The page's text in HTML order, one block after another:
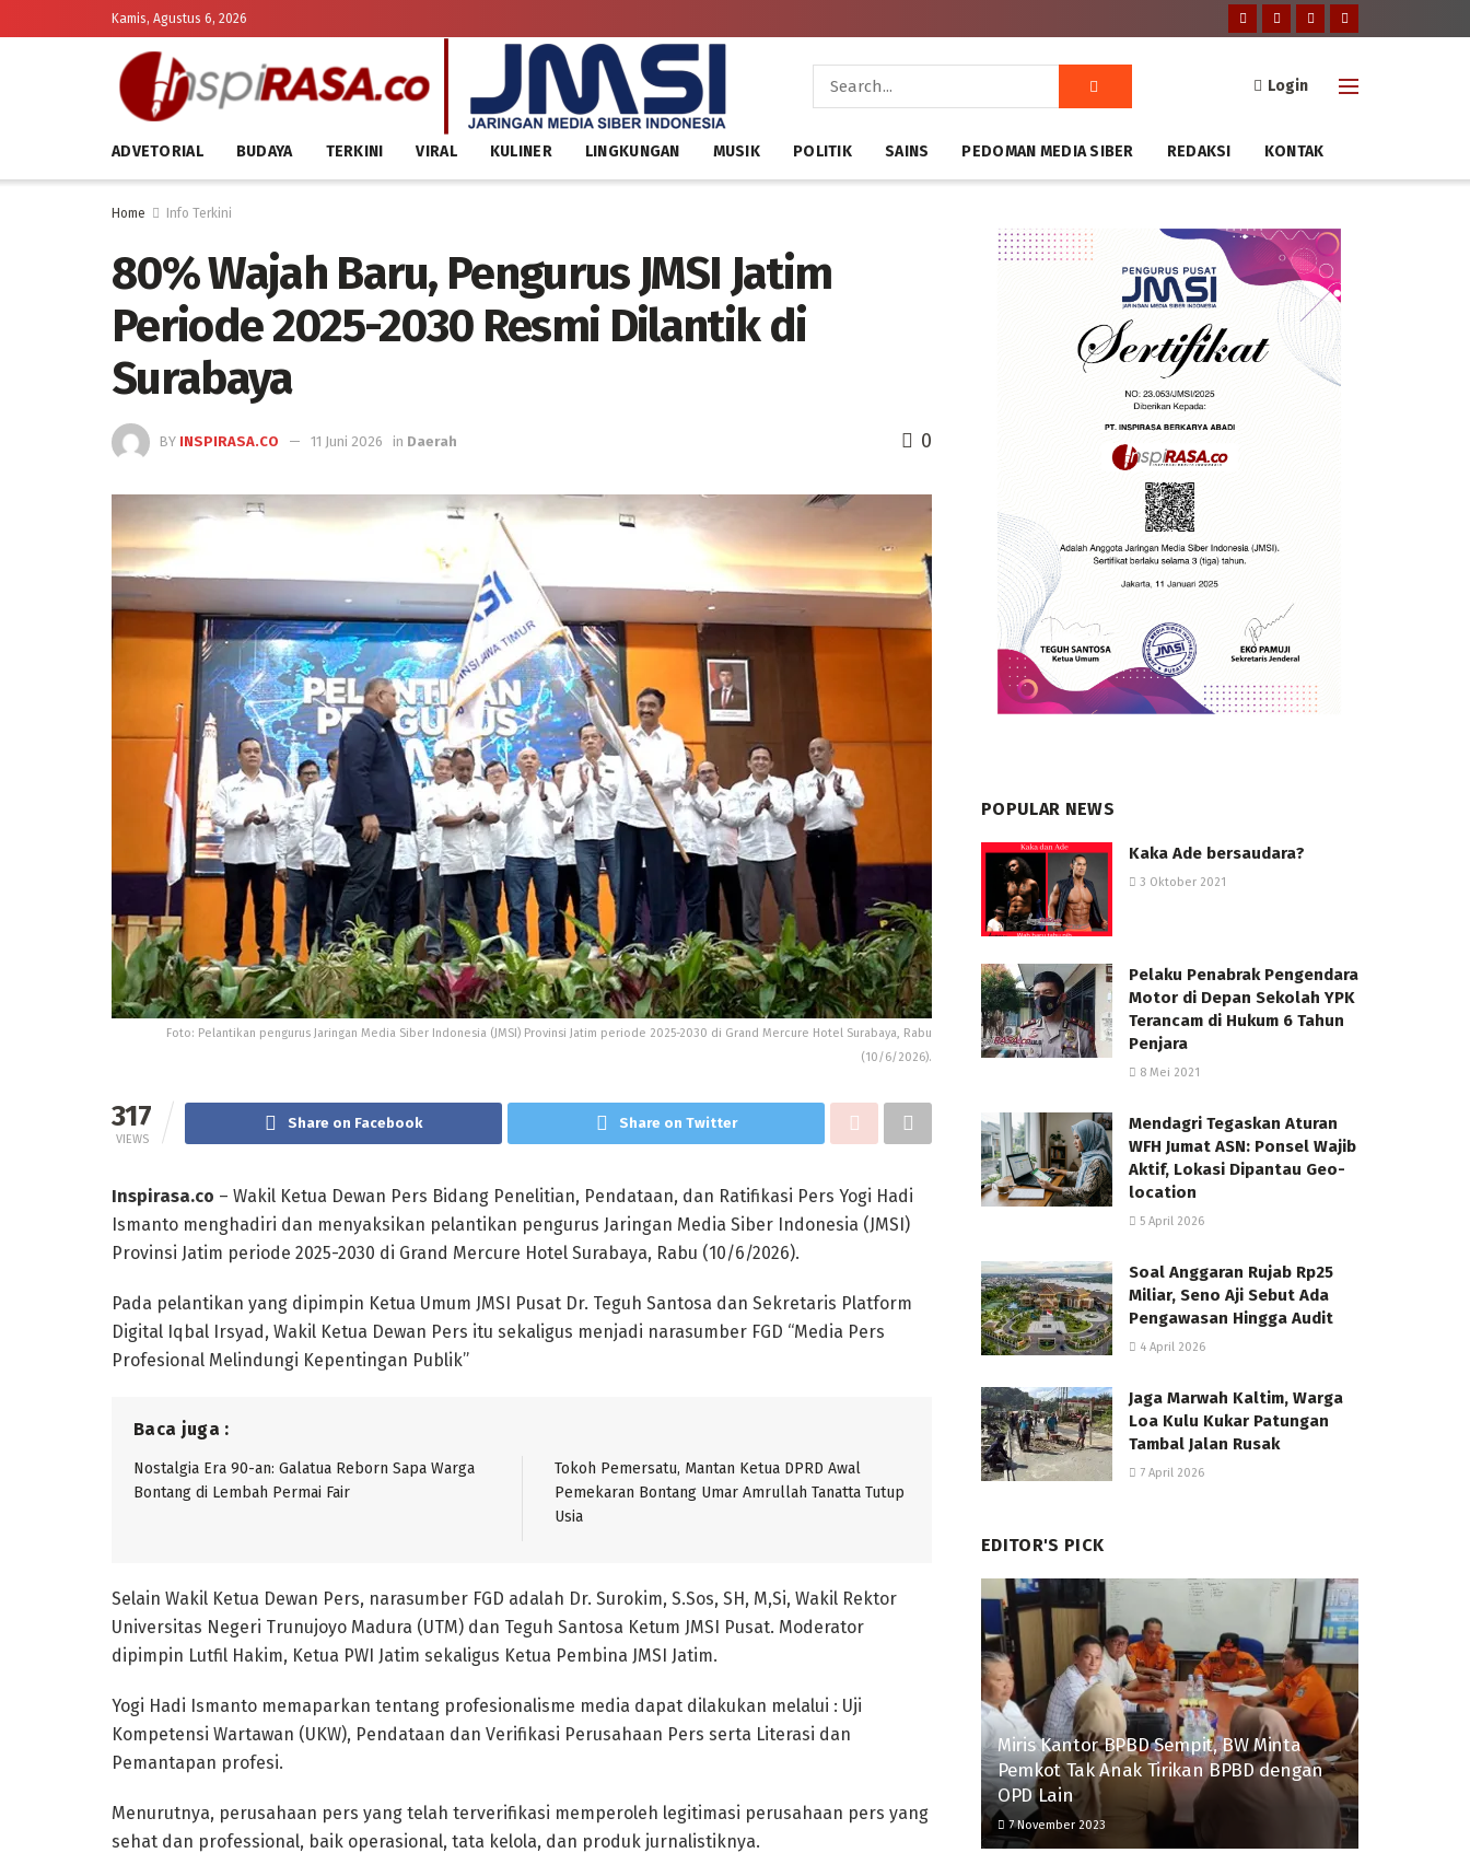
Kamis, Agustus 6, 2026
Login
ADVETORIAL BUDAYA TERKINI VIRAL KULINER LINGKUNGAN MUSIK POLITIK SAINS PEDOMAN MEDIA SIBER REDAKSI KONTAK
Home Info Terkini
80% Wajah Baru, Pengurus JMSI Jatim
Periode 2025-2030 Resmi Dilantik di
Surabaya
BY INSPIRASA.CO 11 Juni 2026 in Daerah 0
Foto: Pelantikan pengurus Jaringan Media Siber Indonesia (JMSI) Provinsi Jatim periode 2025-2030 di Grand Mercure Hotel Surabaya, Rabu
(10/6/2026).
317
VIEWS
Share on Facebook Share on Twitter
Inspirasa.co – Wakil Ketua Dewan Pers Bidang Penelitian, Pendataan, dan Ratifikasi Pers Yogi Hadi
Ismanto menghadiri dan menyaksikan pelantikan pengurus Jaringan Media Siber Indonesia (JMSI)
Provinsi Jatim periode 2025-2030 di Grand Mercure Hotel Surabaya, Rabu (10/6/2026).
Pada pelantikan yang dipimpin Ketua Umum JMSI Pusat Dr. Teguh Santosa dan Sekretaris Platform
Digital Iqbal Irsyad, Wakil Ketua Dewan Pers itu sekaligus menjadi narasumber FGD “Media Pers
Profesional Melindungi Kepentingan Publik”
Baca juga :
Nostalgia Era 90-an: Galatua Reborn Sapa Warga
Bontang di Lembah Permai Fair
Tokoh Pemersatu, Mantan Ketua DPRD Awal
Pemekaran Bontang Umar Amrullah Tanatta Tutup
Usia
Selain Wakil Ketua Dewan Pers, narasumber FGD adalah Dr. Surokim, S.Sos, SH, M,Si, Wakil Rektor
Universitas Negeri Trunujoyo Madura (UTM) dan Teguh Santosa Ketum JMSI Pusat. Moderator
dipimpin Lutfil Hakim, Ketua PWI Jatim sekaligus Ketua Pembina JMSI Jatim.
Yogi Hadi Ismanto memaparkan tentang profesionalisme media dapat dilakukan melalui : Uji
Kompetensi Wartawan (UKW), Pendataan dan Verifikasi Perusahaan Pers serta Literasi dan
Pemantapan profesi.
Menurutnya, perusahaan pers yang telah terverifikasi memperoleh legitimasi perusahaan pers yang
sehat dan professional, baik operasional, tata kelola, dan produk jurnalistiknya.
POPULAR NEWS
Kaka Ade bersaudara?
3 Oktober 2021
Pelaku Penabrak Pengendara
Motor di Depan Sekolah YPK
Terancam di Hukum 6 Tahun
Penjara
8 Mei 2021
Mendagri Tegaskan Aturan
WFH Jumat ASN: Ponsel Wajib
Aktif, Lokasi Dipantau Geo-
location
5 April 2026
Soal Anggaran Rujab Rp25
Miliar, Seno Aji Sebut Ada
Pengawasan Hingga Audit
4 April 2026
Jaga Marwah Kaltim, Warga
Loa Kulu Kukar Patungan
Tambal Jalan Rusak
7 April 2026
EDITOR'S PICK
Miris Kantor BPBD Sempit, BW Minta
Pemkot Tak Anak Tirikan BPBD dengan
OPD Lain
7 November 2023